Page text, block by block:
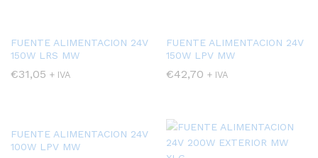
FUENTE ALIMENTACION 24V
150W LRS MW
€31,05 + IVA
FUENTE ALIMENTACION 24V
150W LPV MW
€42,70 + IVA
FUENTE ALIMENTACION 24V
100W LPV MW